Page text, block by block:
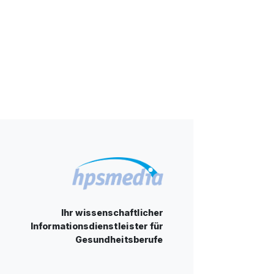
Ihr wissenschaftlicher
Informationsdienstleister für
Gesundheitsberufe